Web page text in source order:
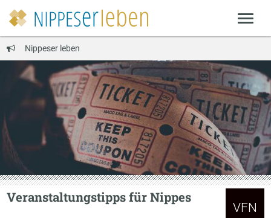
Nippeser leben
VFN
Veranstaltungstipps für Nippes